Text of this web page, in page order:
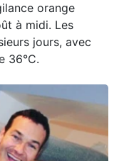
orange
à midi. Les
jours, avec
36°C.